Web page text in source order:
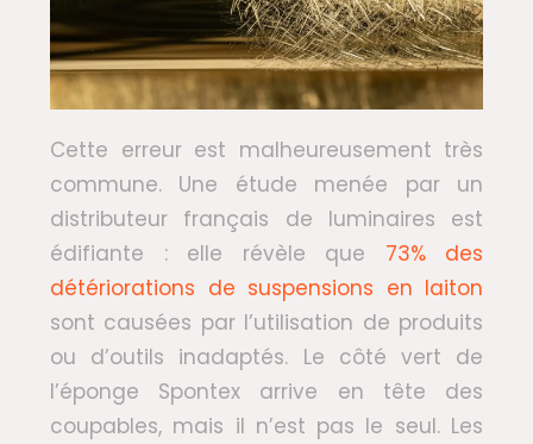
Cette erreur est malheureusement très
commune. Une étude menée par un
distributeur français de luminaires est
édifiante : elle révèle que 73% des
détériorations de suspensions en laiton
sont causées par l’utilisation de produits
ou d’outils inadaptés. Le côté vert de
l’éponge Spontex arrive en tête des
coupables, mais il n’est pas le seul. Les